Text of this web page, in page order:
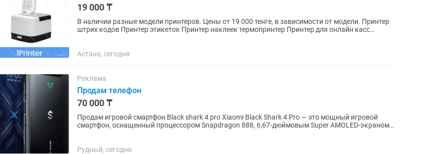
19 000 ₸
В наличии разные модели принтеров. Цены от 19 000 тенге, в зависимости от модели. Принтер
штрих кодов Принтер этикеток Принтер наклеек термопринтер Принтер для онлайн касс
Астана, сегодня
Реклама
Продам телефон
70 000 ₸
Продам игровой смартфон Black shark 4 pro Xiaomi Black Shark 4 Pro — это мощный игровой
смартфон, оснащенный процессором Snapdragon 888, 6,67-дюймовым Super AMOLED-экраном
Рудный, сегодня